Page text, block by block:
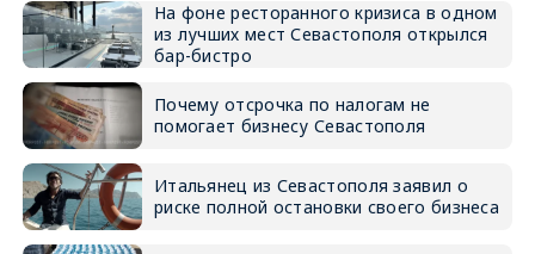
На фоне ресторанного кризиса в одном
из лучших мест Севастополя открылся
бар-бистро
Почему отсрочка по налогам не
помогает бизнесу Севастополя
Итальянец из Севастополя заявил о
риске полной остановки своего бизнеса